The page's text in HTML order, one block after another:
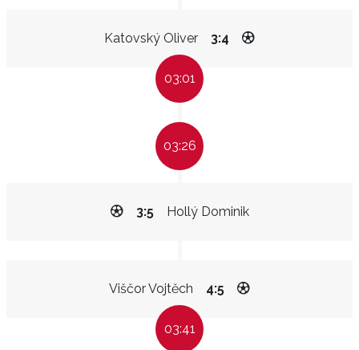
Katovský Oliver 3:4
03:01
03:26
Hollý Dominik
3:5
Viščor Vojtěch 4:5
03:41